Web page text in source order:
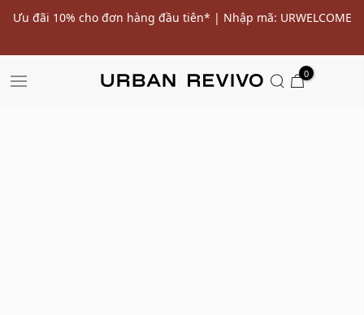
Ưu đãi 10% cho đơn hàng đầu tiên* | Nhập mã: URWELCOME
0
SALE